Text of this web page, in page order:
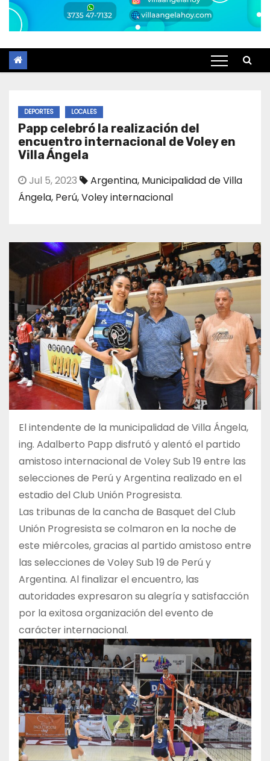
DEPORTES LOCALES
Papp celebró la realización del
encuentro internacional de Voley en
Villa Ángela
Jul 5, 2023 Argentina, Municipalidad de Villa
Ángela, Perú,Voley internacional
El intendente de la municipalidad de Villa Ángela,
ing. Adalberto Papp disfrutó y alentó el partido
amistoso internacional de Voley Sub 19 entre las
selecciones de Perú y Argentina realizado en el
estadio del Club Unión Progresista.
Las tribunas de la cancha de Basquet del Club
Unión Progresista se colmaron en la noche de
este miércoles, gracias al partido amistoso entre
las selecciones de Voley Sub 19 de Perú y
Argentina. Al finalizar el encuentro, las
autoridades expresaron su alegría y satisfacción
por la exitosa organización del evento de
carácter internacional.